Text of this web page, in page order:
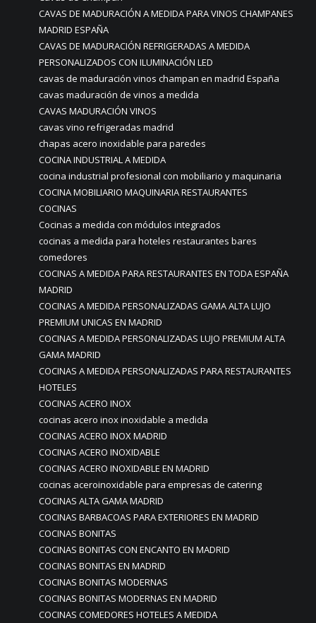
CAVAS DE MADURACIÓN A MEDIDA PARA VINOS CHAMPANES
MADRID ESPAÑA
CAVAS DE MADURACIÓN REFRIGERADAS A MEDIDA
PERSONALIZADOS CON ILUMINACIÓN LED
cavas de maduración vinos champan en madrid España
cavas maduración de vinos a medida
CAVAS MADURACIÓN VINOS
cavas vino refrigeradas madrid
chapas acero inoxidable para paredes
COCINA INDUSTRIAL A MEDIDA
cocina industrial profesional con mobiliario y maquinaria
COCINA MOBILIARIO MAQUINARIA RESTAURANTES
COCINAS
Cocinas a medida con módulos integrados
cocinas a medida para hoteles restaurantes bares
comedores
COCINAS A MEDIDA PARA RESTAURANTES EN TODA ESPAÑA
MADRID
COCINAS A MEDIDA PERSONALIZADAS GAMA ALTA LUJO
PREMIUM UNICAS EN MADRID
COCINAS A MEDIDA PERSONALIZADAS LUJO PREMIUM ALTA
GAMA MADRID
COCINAS A MEDIDA PERSONALIZADAS PARA RESTAURANTES
HOTELES
COCINAS ACERO INOX
cocinas acero inox inoxidable a medida
COCINAS ACERO INOX MADRID
COCINAS ACERO INOXIDABLE
COCINAS ACERO INOXIDABLE EN MADRID
cocinas aceroinoxidable para empresas de catering
COCINAS ALTA GAMA MADRID
COCINAS BARBACOAS PARA EXTERIORES EN MADRID
COCINAS BONITAS
COCINAS BONITAS CON ENCANTO EN MADRID
COCINAS BONITAS EN MADRID
COCINAS BONITAS MODERNAS
COCINAS BONITAS MODERNAS EN MADRID
COCINAS COMEDORES HOTELES A MEDIDA